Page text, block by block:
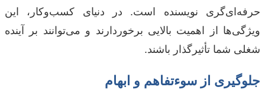
حرفه‌ای‌گری نویسنده است. در دنیای کسب‌وکار، این
ویژگی‌ها از اهمیت بالایی برخوردارند و می‌توانند بر آینده
شغلی شما تأثیرگذار باشند.
جلوگیری از سوءتفاهم و ابهام